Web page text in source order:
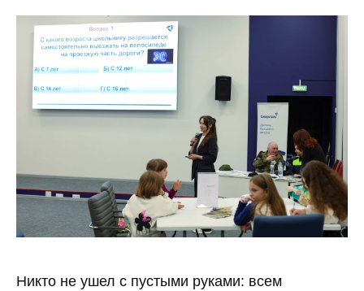
Никто не ушел с пустыми руками: всем